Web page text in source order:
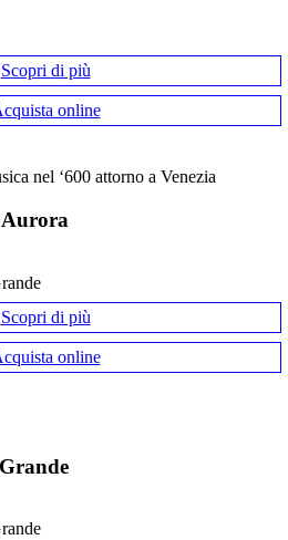
Scopri di più
online
nel ‘600 attorno a Venezia
Scopri di più
online